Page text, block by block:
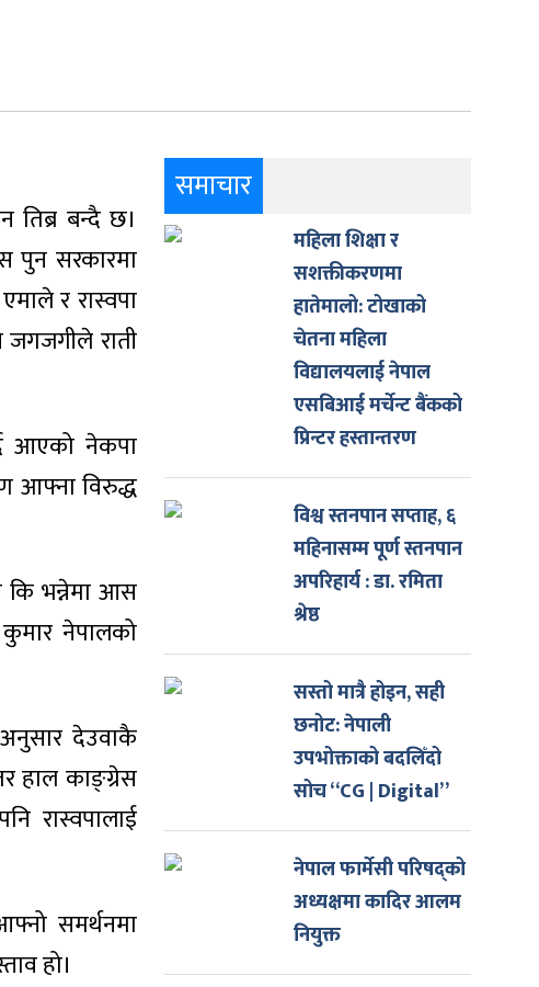
तिब्र बन्दै छ।
पुन सरकारमा
र रास्वपा
राती
आएको नेकपा
आफ्ना विरुद्ध
कि भन्नेमा आस
नेपालको
देउवाकै
हाल काङ्ग्रेस
रास्वपालाई
समर्थनमा
हो।
समाचार
महिला शिक्षा र
सशक्तीकरणमा
हातेमालो: टोखाको
चेतना महिला
विद्यालयलाई नेपाल
एसबिआई मर्चेन्ट बैंकको
प्रिन्टर हस्तान्तरण
विश्व स्तनपान सप्ताह, ६
महिनासम्म पूर्ण स्तनपान
अपरिहार्य : डा. रमिता
श्रेष्ठ
सस्तो मात्रै होइन, सही
छनोट: नेपाली
उपभोक्ताको बदलिँदो
सोच “CG | Digital”
नेपाल फार्मेसी परिषद्को
अध्यक्षमा कादिर आलम
नियुक्त